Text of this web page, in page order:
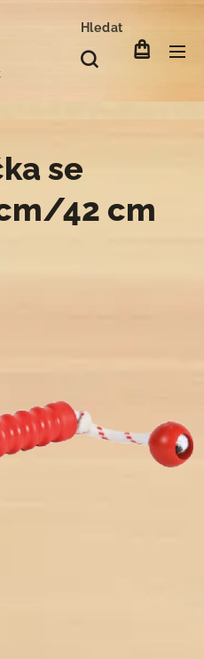
Hledat
se
42 cm